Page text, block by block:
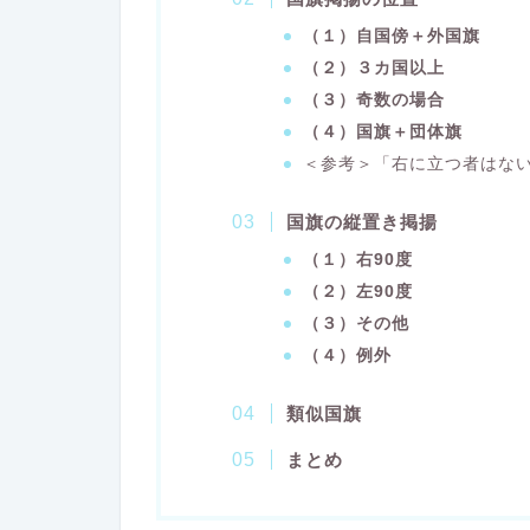
（１）自国傍＋外国旗
（２）３カ国以上
（３）奇数の場合
（４）国旗＋団体旗
＜参考＞「右に立つ者はな
国旗の縦置き掲揚
（１）右90度
（２）左90度
（３）その他
（４）例外
類似国旗
まとめ